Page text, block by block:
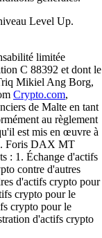
Level Up.
limitée
C 88392 et dont le
Mikiel Ang Borg,
Crypto.com,
de Malte en tant
au règlement
est mis en œuvre à
Foris DAX MT
: 1. Échange d'actifs
contre d'autres
d'actifs crypto pour
crypto pour le
crypto pour le
d'actifs crypto